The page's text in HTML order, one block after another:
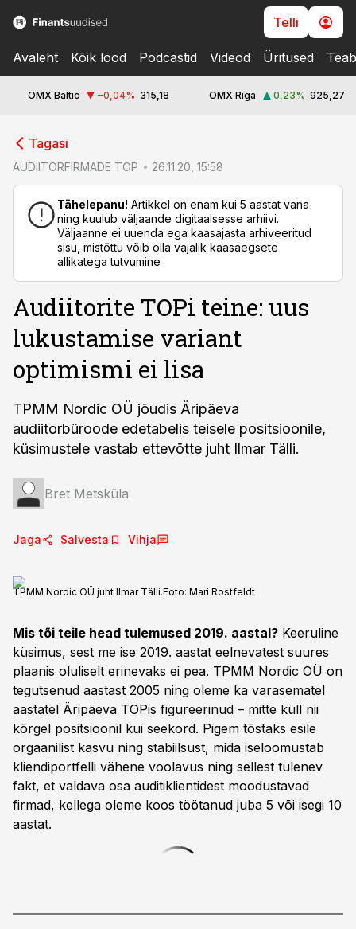
Telli
Avaleht Kõik lood Podcastid Videod Üritused
OMX Baltic −0,04% 315,18 OMX Riga 0,23% 925,27
Tagasi
AUDIITORFIRMADE TOP 26.11.20, 15:58
Tähelepanu! Artikkel on enam kui 5 aastat vana
ning kuulub väljaande digitaalsesse arhiivi.
Väljaanne ei uuenda ega kaasajasta arhiveeritud
sisu, mistõttu võib olla vajalik kaasaegsete
allikatega tutvumine
Audiitorite TOPi teine: uus
lukustamise variant
optimismi ei lisa
TPMM Nordic OÜ jõudis Äripäeva
audiitorbüroode edetabelis teisele positsioonile,
küsimustele vastab ettevõtte juht Ilmar Tälli.
Bret Metsküla
Jaga Salvesta Vihja
TPMM Nordic OÜ juht Ilmar Tälli.Foto: Mari Rostfeldt
Mis tõi teile head tulemused 2019. aastal? Keeruline
küsimus, sest me ise 2019. aastat eelnevatest suures
plaanis oluliselt erinevaks ei pea. TPMM Nordic OÜ on
tegutsenud aastast 2005 ning oleme ka varasematel
aastatel Äripäeva TOPis figureerinud – mitte küll nii
kõrgel positsioonil kui seekord. Pigem tõstaks esile
orgaanilist kasvu ning stabiilsust, mida iseloomustab
kliendiportfelli vähene voolavus ning sellest tulenev
fakt, et valdava osa auditiklientidest moodustavad
firmad, kellega oleme koos töötanud juba 5 või isegi 10
aastat.